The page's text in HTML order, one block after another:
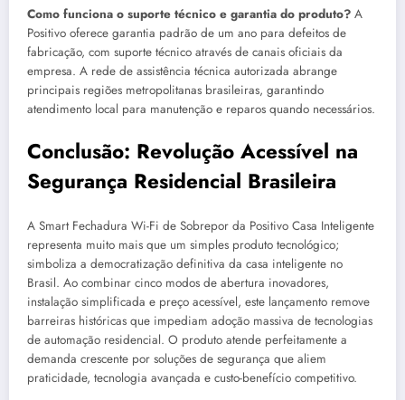
Como funciona o suporte técnico e garantia do produto? A
Positivo oferece garantia padrão de um ano para defeitos de
fabricação, com suporte técnico através de canais oficiais da
empresa. A rede de assistência técnica autorizada abrange
principais regiões metropolitanas brasileiras, garantindo
atendimento local para manutenção e reparos quando necessários.
Conclusão: Revolução Acessível na
Segurança Residencial Brasileira
A Smart Fechadura Wi-Fi de Sobrepor da Positivo Casa Inteligente
representa muito mais que um simples produto tecnológico;
simboliza a democratização definitiva da casa inteligente no
Brasil. Ao combinar cinco modos de abertura inovadores,
instalação simplificada e preço acessível, este lançamento remove
barreiras históricas que impediam adoção massiva de tecnologias
de automação residencial. O produto atende perfeitamente a
demanda crescente por soluções de segurança que aliem
praticidade, tecnologia avançada e custo-benefício competitivo.